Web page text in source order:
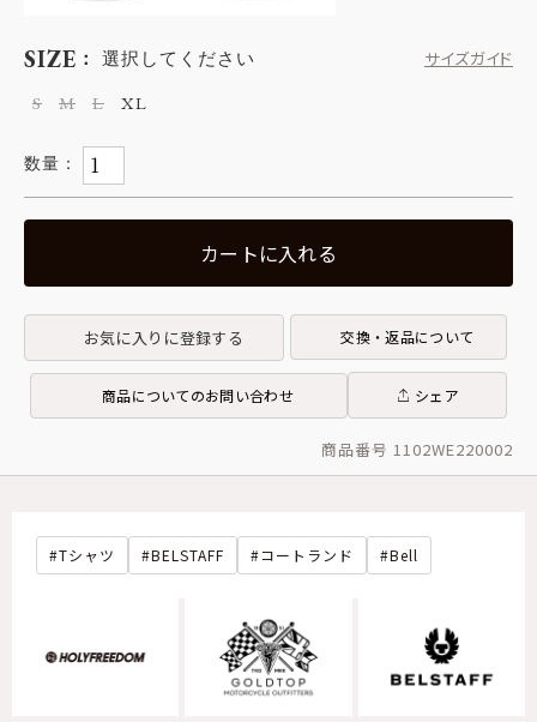
SIZE 選択してください
サイズガイド
S
M L XL
カートに入れる
お気に入りに登録する 交換・返品について
商品についてのお問い合わせ シェア
商品番号 1102WE220002
Tシャツ BELSTAFF コートランド Bell